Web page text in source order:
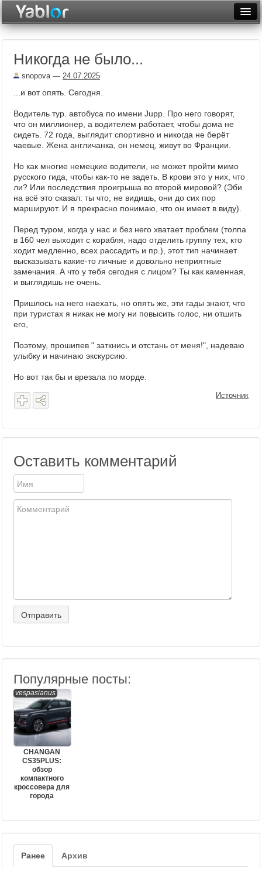
Неделя
Архив
Фототоп
Видеотоп
Никогда не было...
snopova— 24.07.2025
...и вот опять. Сегодня.
Водитель тур. автобуса по имени Jupp. Про него говорят,
что он миллионер, а водителем работает, чтобы дома не
сидеть. 72 года, выглядит спортивно и никогда не берёт
чаевые. Жена англичанка, он немец, живут во Франции.
Но как многие немецкие водители, не может пройти мимо
русского гида, чтобы как-то не задеть. В крови это у них, что
ли? Или последствия проигрыша во второй мировой? (Эби
на всё это сказал: ты что, не видишь, они до сих пор
маршируют. И я прекрасно понимаю, что он имеет в виду).
Перед туром, когда у нас и без него хватает проблем (толпа
в 160 чел выходит с корабля, надо отделить группу тех, кто
ходит медленно, всех рассадить и пр.), этот тип начинает
высказывать какие-то личные и довольно неприятные
замечания. А что у тебя сегодня с лицом? Ты как каменная,
и выглядишь не очень.
Пришлось на него наехать, но опять же, эти гады знают, что
при туристах я никак не могу ни повысить голос, ни отшить
его,
Поэтому, прошипев " заткнись и отстань от меня!", надеваю
улыбку и начинаю экскурсию.
Но вот так бы и врезала по морде.
Источник
Оставить комментарий
Популярные посты:
vespasianus
CHANGAN
CS35PLUS:
обзор
компактного
кроссовера для
города
Ранее Архив